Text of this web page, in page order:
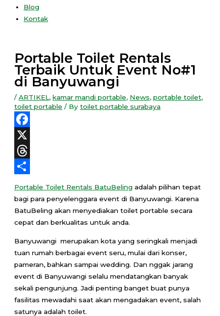
Blog
Kontak
Portable Toilet Rentals
Terbaik Untuk Event No#1
di Banyuwangi
/ARTIKEL,kamar mandi portable, News,portable toilet,
toilet portable / Bytoilet portable surabaya
Facebook
X
Threads
Portable Toilet Rentals BatuBeling adalah pilihan tepat
bagi para penyelenggara event di Banyuwangi. Karena
BatuBeling akan menyediakan toilet portable secara
cepat dan berkualitas untuk anda.
Banyuwangi merupakan kota yang seringkali menjadi
tuan rumah berbagai event seru, mulai dari konser,
pameran, bahkan sampai wedding. Dan nggak jarang
event di Banyuwangi selalu mendatangkan banyak
sekali pengunjung. Jadi penting banget buat punya
fasilitas mewadahi saat akan mengadakan event, salah
satunya adalah toilet.